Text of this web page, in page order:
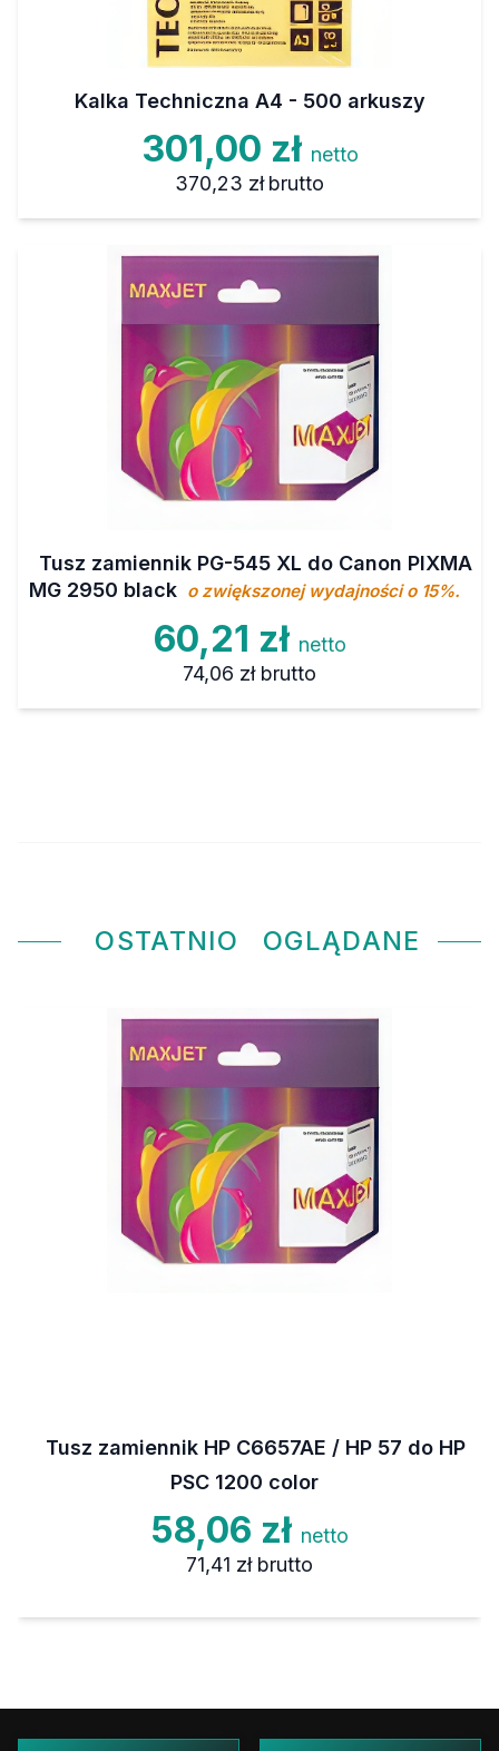
Kalka Techniczna A4 - 500 arkuszy
301,00 zł netto
370,23 zł brutto
Tusz zamiennik PG-545 XL do Canon PIXMA
MG 2950 black o zwiększonej wydajności o 15%.
60,21 zł netto
74,06 zł brutto
OSTATNIO OGLĄDANE
Tusz zamiennik HP C6657AE / HP 57 do HP
PSC 1200 color
58,06 zł netto
71,41 zł brutto